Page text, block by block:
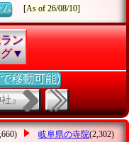
ム [As of 26/08/10]
ン
グ▼
移動可能)
』
岐阜県の寺院(2,302)